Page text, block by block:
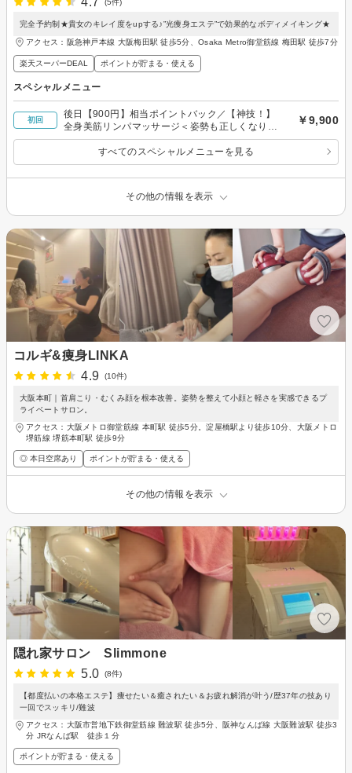
(5件)
完全予約制★貴女のキレイ度をupする♪”光痩身エステ”で効果的なボディメイキング★
アクセス：阪急神戸本線 大阪梅田駅 徒歩5分、Osaka Metro御堂筋線 梅田駅 徒歩7分
楽天スーパーDEAL ポイントが貯まる・使える
スペシャルメニュー
初回
後日【900円】相当ポイントバック／【神技！】
全身美筋リンパマッサージ＜姿勢も正しくなりま
す♪＞
￥9,900
すべてのスペシャルメニューを見る
その他の情報を表示
コルギ&痩身LINKA
4.9
(10件)
大阪本町｜首肩こり・むくみ顔を根本改善。姿勢を整えて小顔と軽さを実感できるプ
ライベートサロン。
アクセス：大阪メトロ御堂筋線 本町駅 徒歩5分。淀屋橋駅より徒歩10分、大阪メトロ
堺筋線 堺筋本町駅 徒歩9分
◎ 本日空席あり ポイントが貯まる・使える
その他の情報を表示
隠れ家サロン Slimmone
5.0
(8件)
【都度払いの本格エステ】痩せたい＆癒されたい＆お疲れ解消が叶う/歴37年の技あり
一回でスッキリ/難波
アクセス：大阪市営地下鉄御堂筋線 難波駅 徒歩5分、阪神なんば線 大阪難波駅 徒歩3
分 JRなんば駅 徒歩１分
ポイントが貯まる・使える